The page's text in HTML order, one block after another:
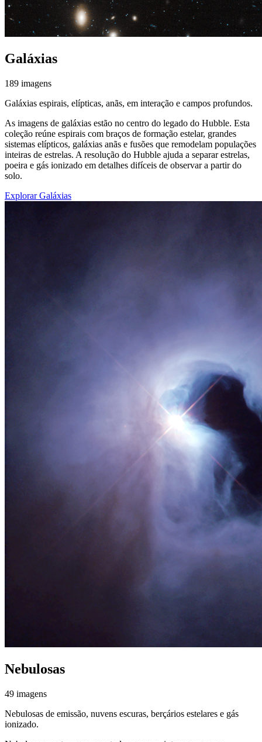
Galáxias
189 imagens
Galáxias espirais, elípticas, anãs, em interação e campos profundos.
As imagens de galáxias estão no centro do legado do Hubble. Esta
coleção reúne espirais com braços de formação estelar, grandes
sistemas elípticos, galáxias anãs e fusões que remodelam populações
inteiras de estrelas. A resolução do Hubble ajuda a separar estrelas,
poeira e gás ionizado em detalhes difíceis de observar a partir do
solo.
Explorar Galáxias
Nebulosas
49 imagens
Nebulosas de emissão, nuvens escuras, berçários estelares e gás
ionizado.